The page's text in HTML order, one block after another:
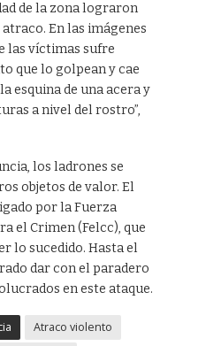
de la zona lograron
En las imágenes
las víctimas sufre
que lo golpean y cae
esquina de una acera y
a nivel del rostro”,
los ladrones se
objetos de valor. El
por la Fuerza
el Crimen (Felcc), que
lo sucedido. Hasta el
dar con el paradero
en este ataque.
Atraco violento